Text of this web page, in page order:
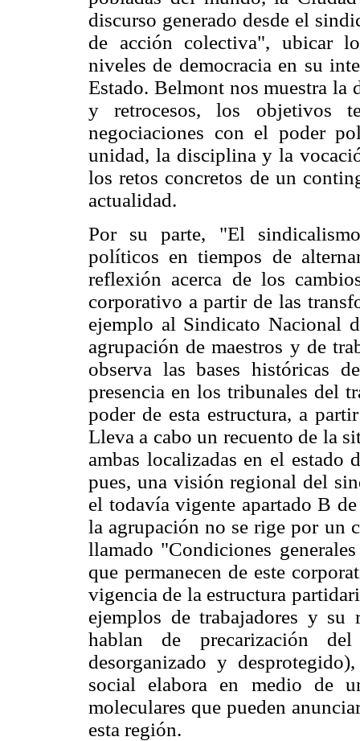
discurso generado desde el
de acción colectiva", ubicar
niveles de democracia en su
Estado. Belmont nos muestra la
y retrocesos, los objetivos
negociaciones con el poder
unidad, la disciplina y la
los retos concretos de un
actualidad.
Por su parte, "El
políticos en tiempos de
reflexión acerca de los
corporativo a partir de las
ejemplo al Sindicato Nacional
agrupación de maestros y de
observa las bases históricas
presencia en los tribunales del
poder de esta estructura, a
Lleva a cabo un recuento de la
ambas localizadas en el
pues, una visión regional del
el todavía vigente apartado B
la agrupación no se rige por un
llamado "Condiciones
que permanecen de este
vigencia de la estructura
ejemplos de trabajadores y su
hablan de precarización
desorganizado y
social elabora en medio de
moleculares que pueden
esta región.